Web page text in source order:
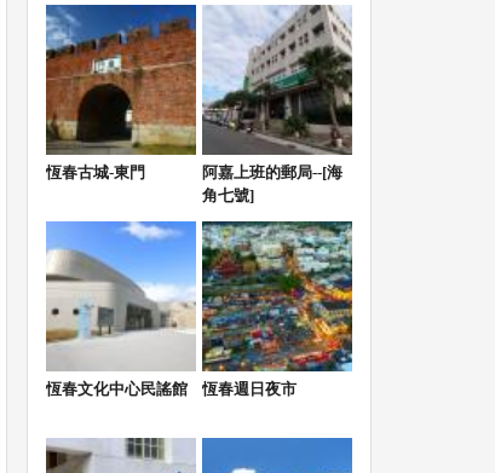
恆春古城-東門
阿嘉上班的郵局--[海
角七號]
恆春文化中心民謠館 恆春週日夜市